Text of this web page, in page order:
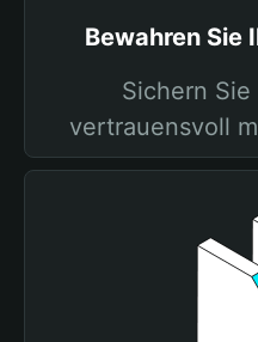
Bewahren Sie
Sichern
vertrauensvoll